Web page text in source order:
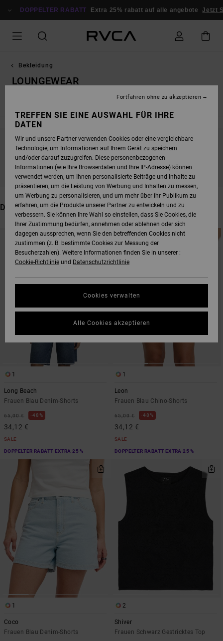
ZUR
RABATT Extra 25% rabatt auf alle angebote Jetzt Sparen
Bekleidung
LOUNGEWEAR
BLEIB DABEI, DIE PRODUKTE SIND BALD
WIEDER DA
DAS KÖNNTE DIR AUCH GEFALLEN
DIREKT
FILTERKRITERIEN
ÜBERSPRINGEN
FILTERN
1
Long Beach
Frauen Blau Denim-Shorts
65,00 € 48%
34,12 €
SALE
DOPPELTER RABATT EXTRA 25 %
1
Leon
Frauen Blau Chino-Shorts
65,00 € 48%
34,12 €
SALE
DOPPELTER RABATT EXTRA 25 %
1
Coco
Frauen Blau Denim-Shorts
2
Shiver
Frauen Schwarz Gestricktes Top
TREFFEN SIE EINE AUSWAHL FÜR IHRE
DATEN
Wir und unsere Partner verwenden Cookies oder eine vergleichbare
Technologie, um Informationen auf Ihrem Gerät zu speichern
und/oder darauf zuzugreifen. Diese personenbezogenen
Informationen (wie Ihre Browserdaten und Ihre IP-Adresse) können
verwendet werden, um Ihnen personalisierte Beiträge und Inhalte zu
präsentieren, um die Leistung von Werbung und Inhalten zu messen,
um Werbung zu personalisieren, und um mehr über ihr Publikum zu
erfahren, um die Produkte unserer Partner zu entwickeln und zu
verbessern. Sie können Ihre Wahl so einstellen, dass Sie Cookies, die
Ihrer Zustimmung bedürfen, annehmen oder ablehnen oder sich
dagegen aussprechen, wenn Sie den betreffenden Cookies nicht
zustimmen (z. B. bestimmte Cookies zur Messung der
Besucherzahlen). Weitere Informationen finden Sie in unserer :
Cookie-Richtlinie und Datenschutzrichtlinie
Cookies verwalten
Fortfahren ohne zu akzeptieren
Alle Cookies akzeptieren